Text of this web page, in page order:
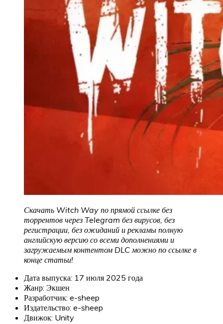
Скачать Witch Way по прямой ссылке без
торрентов через Telegram без вирусов, без
регистрации, без ожиданий и рекламы полную
английскую версию со всеми дополнениями и
загружаемым контентом DLC можно по ссылке в
конце статьи!
Дата выпуска: 17 июля 2025 года
Жанр: Экшен
Разработчик: e-sheep
Издательство: e-sheep
Движок: Unity